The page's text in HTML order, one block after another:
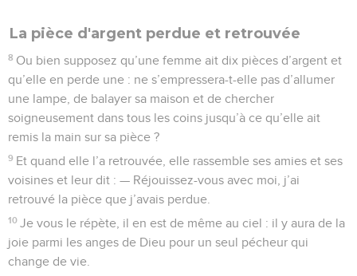
La pièce d'argent perdue et retrouvée
8 Ou bien supposez qu’une femme ait dix pièces d’argent et
qu’elle en perde une : ne s’empressera-t-elle pas d’allumer
une lampe, de balayer sa maison et de chercher
soigneusement dans tous les coins jusqu’à ce qu’elle ait
remis la main sur sa pièce ?
9 Et quand elle l’a retrouvée, elle rassemble ses amies et ses
voisines et leur dit : — Réjouissez-vous avec moi, j’ai
retrouvé la pièce que j’avais perdue.
10 Je vous le répète, il en est de même au ciel : il y aura de la
joie parmi les anges de Dieu pour un seul pécheur qui
change de vie.